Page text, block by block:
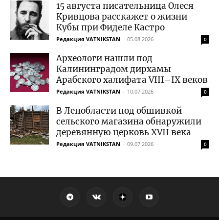
15 августа писательница Олеся
Кривцова расскажет о жизни
Кубы при Фиделе Кастро
Редакция VATNIKSTAN - 05.08.2026 0
Археологи нашли под
Калининградом дирхамы
Арабского халифата VIII–IX веков
Редакция VATNIKSTAN - 10.07.2026 0
В Ленобласти под обшивкой
сельского магазина обнаружили
деревянную церковь XVII века
Редакция VATNIKSTAN - 09.07.2026 0